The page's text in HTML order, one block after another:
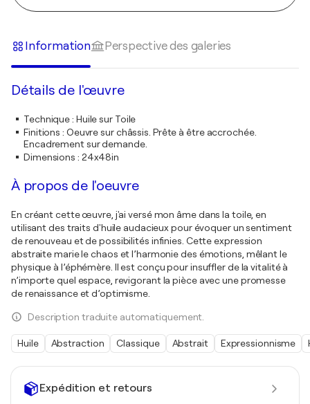
Expédition et retours
Information Perspective des galeries
Détails de l'œuvre
Technique: Huile sur Toile
Finitions : Oeuvre sur châssis. Prête à être accrochée.
Encadrement sur demande.
Dimensions : 24x48in
À propos de l'oeuvre
En créant cette œuvre, j'ai versé mon âme dans la toile, en
utilisant des traits d'huile audacieux pour évoquer un sentiment
de renouveau et de possibilités infinies. Cette expression
abstraite marie le chaos et l’harmonie des émotions, mêlant le
physique à l’éphémère. Il est conçu pour insuffler de la vitalité à
n’importe quel espace, revigorant la pièce avec une promesse
de renaissance et d’optimisme.
Description traduite automatiquement.
Huile Abstraction Classique Abstrait Expressionnisme